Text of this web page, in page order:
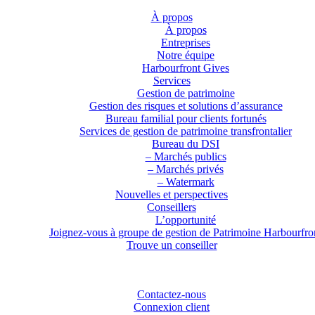
À propos
À propos
Entreprises
Notre équipe
Harbourfront Gives
Services
Gestion de patrimoine
Gestion des risques et solutions d’assurance
Bureau familial pour clients fortunés
Services de gestion de patrimoine transfrontalier
Bureau du DSI
– Marchés publics
– Marchés privés
– Watermark
Nouvelles et perspectives
Conseillers
L’opportunité
Joignez-vous à groupe de gestion de Patrimoine
Trouve un conseiller
Contactez-nous
Connexion client